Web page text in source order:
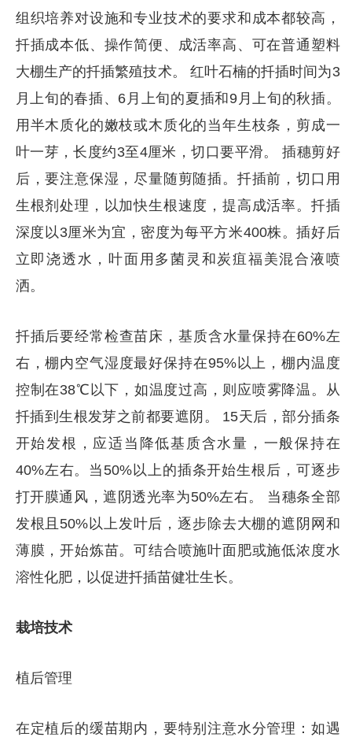
组织培养对设施和专业技术的要求和成本都较高，
扦插成本低、操作简便、成活率高、可在普通塑料
大棚生产的扦插繁殖技术。 红叶石楠的扦插时间为3
月上旬的春插、6月上旬的夏插和9月上旬的秋插。
用半木质化的嫩枝或木质化的当年生枝条，剪成一
叶一芽，长度约3至4厘米，切口要平滑。 插穗剪好
后，要注意保湿，尽量随剪随插。扦插前，切口用
生根剂处理，以加快生根速度，提高成活率。扦插
深度以3厘米为宜，密度为每平方米400株。插好后
立即浇透水，叶面用多菌灵和炭疽福美混合液喷
洒。
扦插后要经常检查苗床，基质含水量保持在60%左
右，棚内空气湿度最好保持在95%以上，棚内温度
控制在38℃以下，如温度过高，则应喷雾降温。从
扦插到生根发芽之前都要遮阴。 15天后，部分插条
开始发根，应适当降低基质含水量，一般保持在
40%左右。当50%以上的插条开始生根后，可逐步
打开膜通风，遮阴透光率为50%左右。 当穗条全部
发根且50%以上发叶后，逐步除去大棚的遮阴网和
薄膜，开始炼苗。可结合喷施叶面肥或施低浓度水
溶性化肥，以促进扦插苗健壮生长。
栽培技术
植后管理
在定植后的缓苗期内，要特别注意水分管理：如遇